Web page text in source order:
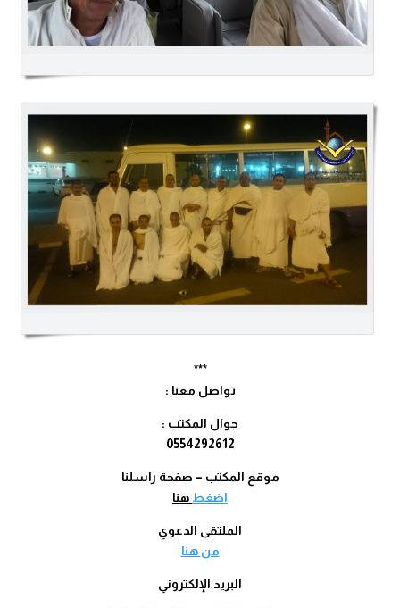
***
تواصل معنا :
جوال المكتب :
0554292612
موقع المكتب – صفحة راسلنا
اضغط هنا
الملتقى الدعوي
من هنا
البريد الإلكتروني